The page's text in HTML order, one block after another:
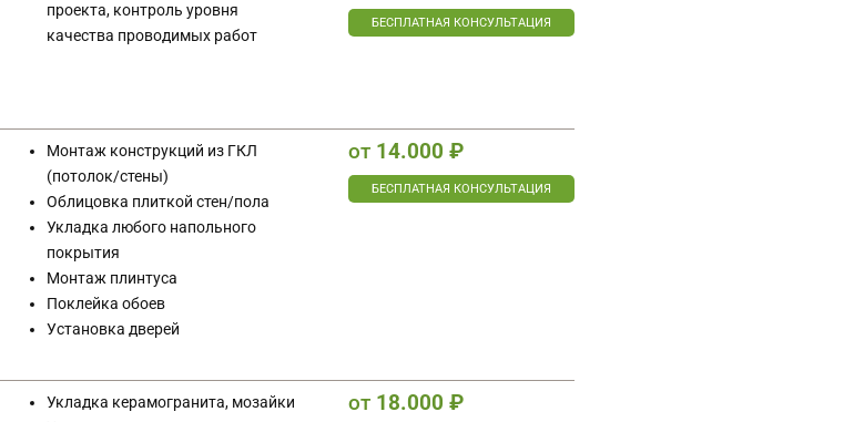
проекта, контроль уровня
качества проводимых работ
БЕСПЛАТНАЯ КОНСУЛЬТАЦИЯ
Монтаж конструкций из ГКЛ
(потолок/стены)
Облицовка плиткой стен/пола
Укладка любого напольного
покрытия
Монтаж плинтуса
Поклейка обоев
Установка дверей
от 14.000 ₽
БЕСПЛАТНАЯ КОНСУЛЬТАЦИЯ
Укладка керамогранита, мозайки
от 18.000 ₽